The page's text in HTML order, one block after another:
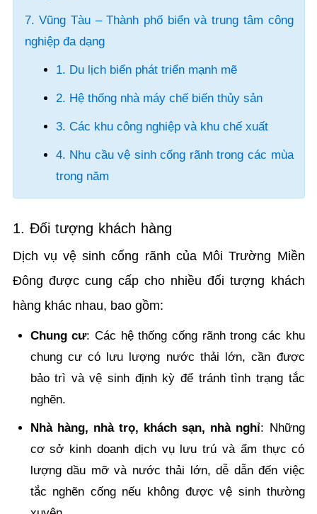
7. Vũng Tàu – Thành phố biển và trung tâm công
nghiệp đa dạng
1. Du lịch biển phát triển mạnh mẽ
2. Hệ thống nhà máy chế biến thủy sản
3. Các khu công nghiệp và khu chế xuất
4. Nhu cầu vệ sinh cống rãnh trong các mùa
trong năm
1. Đối tượng khách hàng
Dịch vụ vệ sinh cống rãnh của Môi Trường Miền
Đông được cung cấp cho nhiều đối tượng khách
hàng khác nhau, bao gồm:
Chung cư: Các hệ thống cống rãnh trong các khu
chung cư có lưu lượng nước thải lớn, cần được
bảo trì và vệ sinh định kỳ để tránh tình trạng tắc
nghẽn.
Nhà hàng, nhà trọ, khách sạn, nhà nghỉ: Những
cơ sở kinh doanh dịch vụ lưu trú và ẩm thực có
lượng dầu mỡ và nước thải lớn, dễ dẫn đến việc
tắc nghẽn cống nếu không được vệ sinh thường